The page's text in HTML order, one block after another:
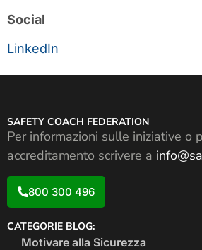
Social
LinkedIn
SAFETY COACH FEDERATION
Per informazioni sulle iniziative o
accreditamento scrivere a
800 300 496
CATEGORIE BLOG:
Motivare alla Sicurezza